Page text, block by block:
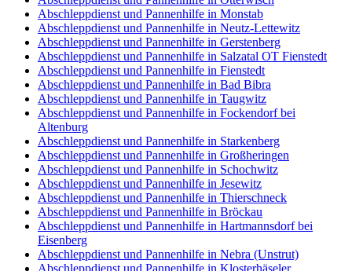
Abschleppdienst und Pannenhilfe in Monstab
Abschleppdienst und Pannenhilfe in Neutz-Lettewitz
Abschleppdienst und Pannenhilfe in Gerstenberg
Abschleppdienst und Pannenhilfe in Salzatal OT Fienstedt
Abschleppdienst und Pannenhilfe in Fienstedt
Abschleppdienst und Pannenhilfe in Bad Bibra
Abschleppdienst und Pannenhilfe in Taugwitz
Abschleppdienst und Pannenhilfe in Fockendorf bei
Altenburg
Abschleppdienst und Pannenhilfe in Starkenberg
Abschleppdienst und Pannenhilfe in Großheringen
Abschleppdienst und Pannenhilfe in Schochwitz
Abschleppdienst und Pannenhilfe in Jesewitz
Abschleppdienst und Pannenhilfe in Thierschneck
Abschleppdienst und Pannenhilfe in Bröckau
Abschleppdienst und Pannenhilfe in Hartmannsdorf bei
Eisenberg
Abschleppdienst und Pannenhilfe in Nebra (Unstrut)
Abschleppdienst und Pannenhilfe in Klosterhäseler